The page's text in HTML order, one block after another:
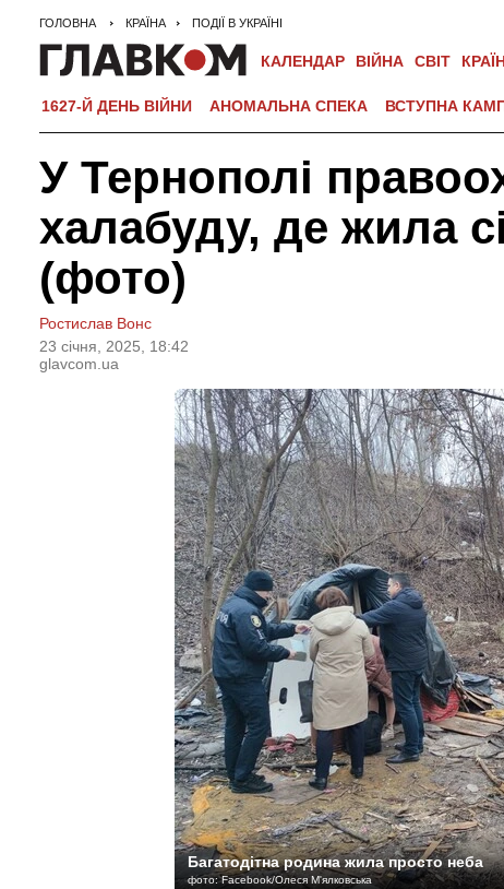
ГОЛОВНА КРАЇНА ПОДІЇ В УКРАЇНІ
КАЛЕНДАР ВІЙНА СВІТ
1627-Й ДЕНЬ ВІЙНИ АНОМАЛЬНА СПЕКА ВСТУПНА
У Тернополі
халабуду, де жила
(фото)
Ростислав Вонс
23 сiчня, 2025, 18:42
glavcom.ua
Багатодітна родина жила просто неба
фото: Facebook/Олеся М'ялковська